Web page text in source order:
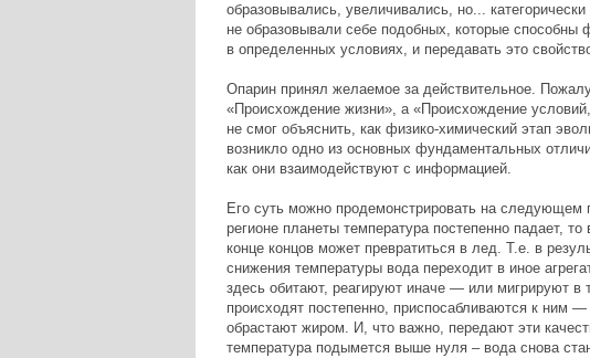
образовывались, увеличивались, но...
не образовывали себе подобных, которые способны
в определенных условиях, и передавать это
Опарин принял желаемое за действительное.
«Происхождение жизни», а «Происхождение
не смог объяснить, как физико-химический этап
возникло одно из основных фундаментальных
как они взаимодействуют с информацией.
Его суть можно продемонстрировать на
регионе планеты температура постепенно падает,
конце концов может превратиться в лед. Т.е. в
снижения температуры вода переходит в иное
здесь обитают, реагируют иначе — или мигрируют в
происходят постепенно, приспосабливаются к ним
обрастают жиром. И, что важно, передают эти
температура подымется выше нуля – вода снова